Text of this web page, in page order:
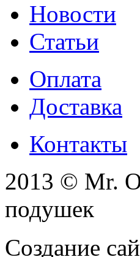
Новости
Статьи
Оплата
Доставка
Контакты
2013 © Mr.
подушек
Создание